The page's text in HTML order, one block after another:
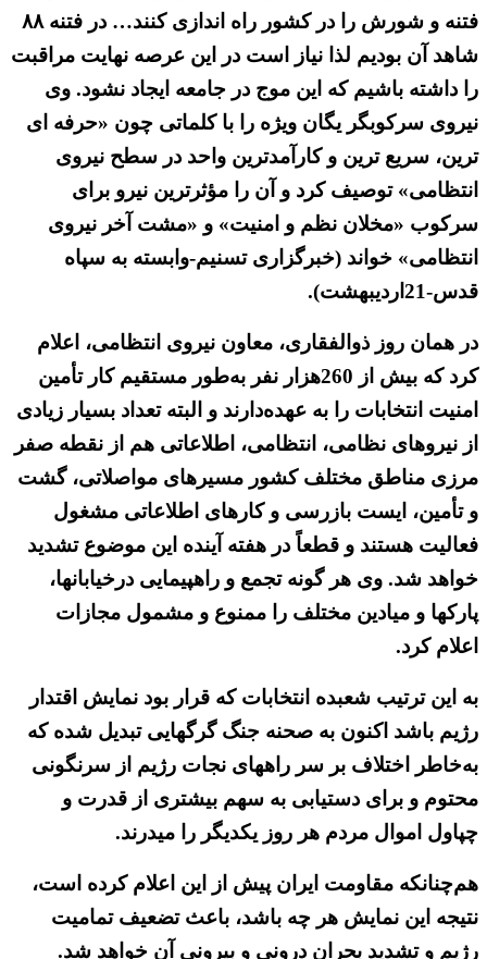
فتنه و شورش را در کشور راه‌ اندازی کنند… در فتنه ۸۸
شاهد آن بودیم لذا نیاز است در این عرصه نهایت مراقبت
را داشته باشیم که این موج در جامعه ایجاد نشود. وی
نیروی سرکوبگر یگان ویژه را با کلماتی چون «حرفه‌ ای
ترین، سریع‌ ترین و کارآمدترین واحد در سطح نیروی
انتظامی» توصیف کرد و آن را مؤثرترین نیرو برای
سرکوب «مخلان نظم و امنیت» و «مشت آخر نیروی
انتظامی» خواند (خبرگزاری تسنیم-وابسته به سپاه
قدس-21اردیبهشت).
در همان روز ذوالفقاری، معاون نیروی انتظامی، اعلام
کرد که بیش از 260هزار نفر به‌طور مستقیم کار تأمین
امنیت انتخابات را به عهده‌دارند و البته تعداد بسیار زیادی
از نیروهای نظامی، انتظامی، اطلاعاتی هم از نقطه صفر
مرزی مناطق مختلف کشور مسیرهای مواصلاتی، گشت
و تأمین، ایست بازرسی و کارهای اطلاعاتی مشغول
فعالیت هستند و قطعاً در هفته آینده این موضوع تشدید
خواهد شد. وی هر گونه تجمع و راهپیمایی درخیابانها،
پارکها و میادین مختلف را ممنوع و مشمول مجازات
اعلام کرد.
به این ترتیب شعبده انتخابات که قرار بود نمایش اقتدار
رژیم باشد اکنون به صحنه جنگ گرگهایی تبدیل شده که
به‌خاطر اختلاف بر سر راههای نجات رژیم از سرنگونی
محتوم و برای دستیابی به سهم بیشتری از قدرت و
چپاول اموال مردم هر روز یکدیگر را میدرند.
هم‌چنانکه مقاومت ایران پیش از این اعلام کرده است،
نتیجه این نمایش هر چه باشد، باعث تضعیف تمامیت
رژیم و تشدید بحران درونی و بیرونی آن خواهد شد.